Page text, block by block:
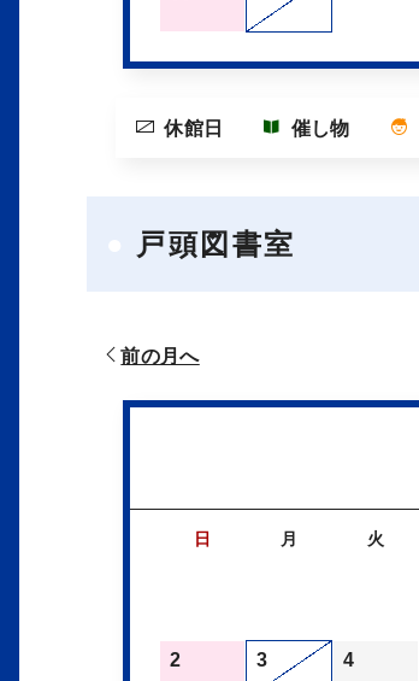
休館日 催し物
戸頭図書室
前の月へ
日 月 火
2 3 4